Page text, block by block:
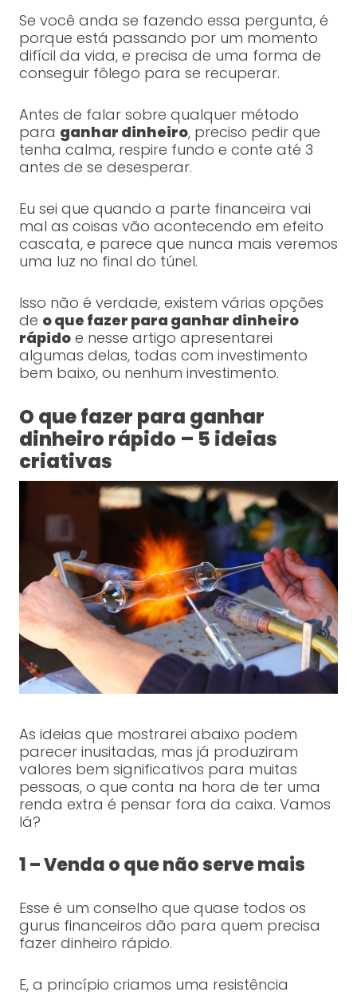
Se você anda se fazendo essa pergunta, é
porque está passando por um momento
difícil da vida, e precisa de uma forma de
conseguir fôlego para se recuperar.
Antes de falar sobre qualquer método
para ganhar dinheiro, preciso pedir que
tenha calma, respire fundo e conte até 3
antes de se desesperar.
Eu sei que quando a parte financeira vai
mal as coisas vão acontecendo em efeito
cascata, e parece que nunca mais veremos
uma luz no final do túnel.
Isso não é verdade, existem várias opções
de o que fazer para ganhar dinheiro
rápidoe nesse artigo apresentarei
algumas delas, todas com investimento
bem baixo, ou nenhum investimento.
O que fazer para ganhar
dinheiro rápido – 5 ideias
criativas
As ideias que mostrarei abaixo podem
parecer inusitadas, mas já produziram
valores bem significativos para muitas
pessoas, o que conta na hora de ter uma
renda extra é pensar fora da caixa. Vamos
lá?
1 – Venda o que não serve mais
Esse é um conselho que quase todos os
gurus financeiros dão para quem precisa
fazer dinheiro rápido.
E, a princípio criamos uma resistência